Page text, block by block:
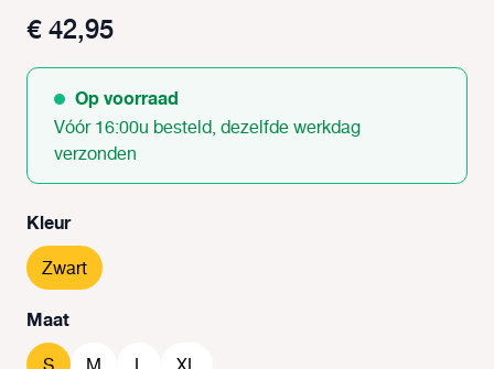
€ 42,95
Op voorraad
Vóór 16:00u besteld, dezelfde werkdag
verzonden
Selecteer
Kleur
Zwart
Selecteer
Maat